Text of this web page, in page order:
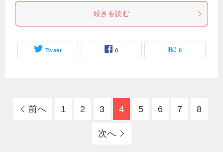
続きを読む
Tweet 0 0
前へ 1 2 3 4 5 6 7 8
次へ